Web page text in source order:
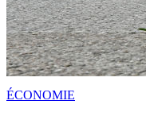
ÉCONOMIE